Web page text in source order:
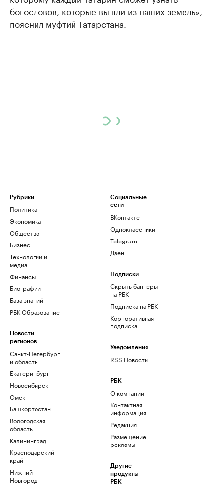
богословов, которые вышли из наших земель», -
пояснил муфтий Татарстана.
Рубрики
Политика
Экономика
Общество
Бизнес
Технологии и
медиа
Финансы
Биографии
База знаний
РБК Образование
Новости
регионов
Санкт-Петербург
и область
Екатеринбург
Новосибирск
Омск
Башкортостан
Вологодская
область
Калининград
Краснодарский
край
Нижний
Новгород
Социальные
сети
ВКонтакте
Одноклассники
Telegram
Дзен
Подписки
Скрыть баннеры
на РБК
Подписка на РБК
Корпоративная
подписка
Уведомления
RSS Новости
РБК
О компании
Контактная
информация
Редакция
Размещение
рекламы
Другие
продукты
РБК